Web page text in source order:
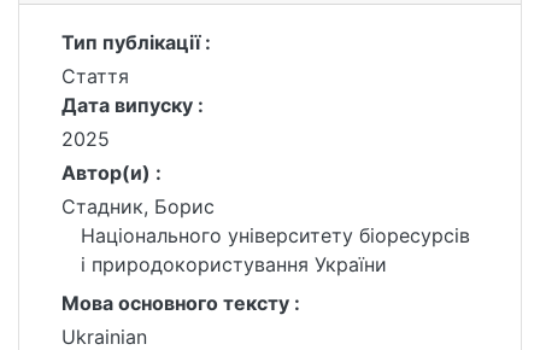
Тип публікації :
Стаття
Дата випуску :
2025
Автор(и) :
Стадник, Борис
Національного університету біоресурсів
і природокористування України
Мова основного тексту :
Ukrainian